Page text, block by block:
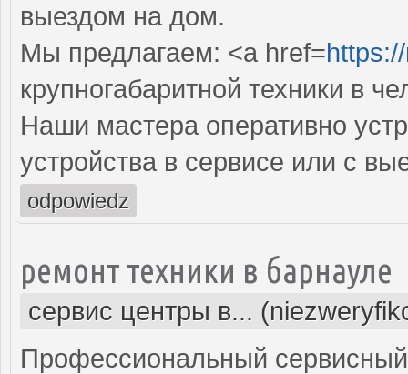
выездом на дом.
Мы предлагаем: <a href=
крупногабаритной техники в
Наши мастера оперативно
устройства в сервисе или с
odpowiedz
ремонт техники в барнауле
сервис центры в...
Профессиональный